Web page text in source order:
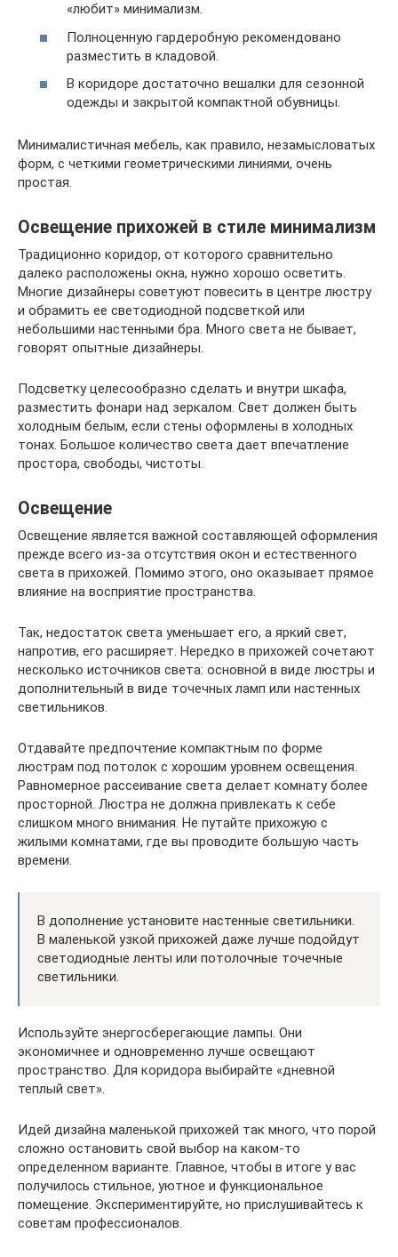
«любит» минимализм.
Полноценную гардеробную рекомендовано
разместить в кладовой.
В коридоре достаточно вешалки для сезонной
одежды и закрытой компактной обувницы.
Минималистичная мебель, как правило, незамысловатых
форм, с четкими геометрическими линиями, очень
простая.
Освещение прихожей в стиле минимализм
Традиционно коридор, от которого сравнительно
далеко расположены окна, нужно хорошо осветить.
Многие дизайнеры советуют повесить в центре люстру
и обрамить ее светодиодной подсветкой или
небольшими настенными бра. Много света не бывает,
говорят опытные дизайнеры.
Подсветку целесообразно сделать и внутри шкафа,
разместить фонари над зеркалом. Свет должен быть
холодным белым, если стены оформлены в холодных
тонах. Большое количество света дает впечатление
простора, свободы, чистоты.
Освещение
Освещение является важной составляющей оформления
прежде всего из-за отсутствия окон и естественного
света в прихожей. Помимо этого, оно оказывает прямое
влияние на восприятие пространства.
Так, недостаток света уменьшает его, а яркий свет,
напротив, его расширяет. Нередко в прихожей сочетают
несколько источников света: основной в виде люстры и
дополнительный в виде точечных ламп или настенных
светильников.
Отдавайте предпочтение компактным по форме
люстрам под потолок с хорошим уровнем освещения.
Равномерное рассеивание света делает комнату более
просторной. Люстра не должна привлекать к себе
слишком много внимания. Не путайте прихожую с
жилыми комнатами, где вы проводите большую часть
времени.
В дополнение установите настенные светильники.
В маленькой узкой прихожей даже лучше подойдут
светодиодные ленты или потолочные точечные
светильники.
Используйте энергосберегающие лампы. Они
экономичнее и одновременно лучше освещают
пространство. Для коридора выбирайте «дневной
теплый свет».
Идей дизайна маленькой прихожей так много, что порой
сложно остановить свой выбор на каком-то
определенном варианте. Главное, чтобы в итоге у вас
получилось стильное, уютное и функциональное
помещение. Экспериментируйте, но прислушивайтесь к
советам профессионалов.